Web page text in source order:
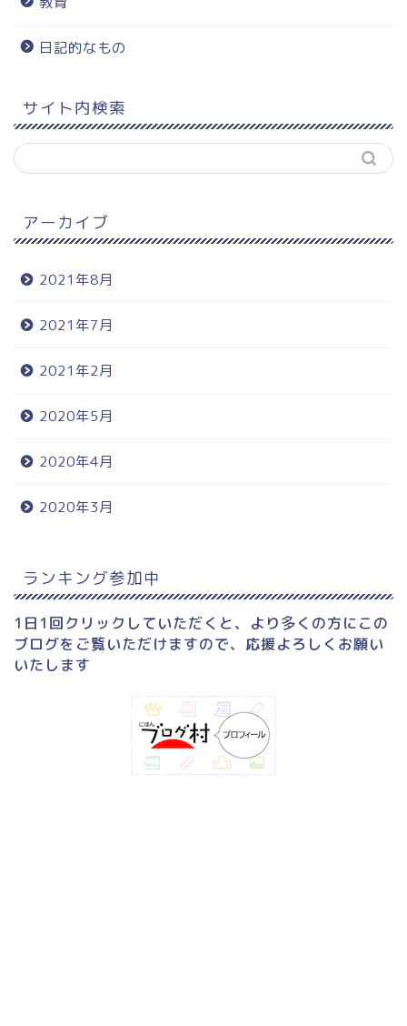
日記的なもの
サイト内検索
アーカイブ
2021年8月
2021年7月
2021年2月
2020年5月
2020年4月
2020年3月
ランキング参加中
1日1回クリックしていただくと、より多くの方にこの
ブログをご覧いただけますので、応援よろしくお願い
いたします